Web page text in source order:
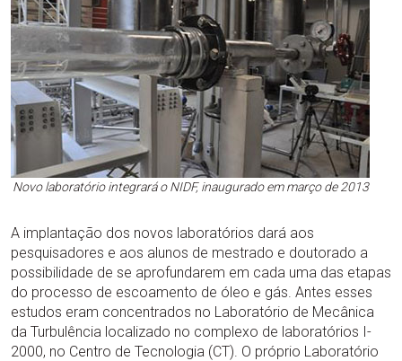
Novo laboratório integrará o NIDF, inaugurado em março de 2013
A implantação dos novos laboratórios dará aos
pesquisadores e aos alunos de mestrado e doutorado a
possibilidade de se aprofundarem em cada uma das etapas
do processo de escoamento de óleo e gás. Antes esses
estudos eram concentrados no Laboratório de Mecânica
da Turbulência localizado no complexo de laboratórios I-
2000, no Centro de Tecnologia (CT). O próprio Laboratório